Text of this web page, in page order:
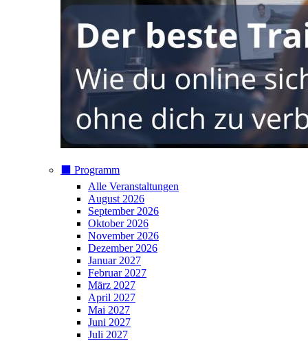
⬛️ Programm
Alle Veranstaltungen
August 2026
September 2026
Oktober 2026
November 2026
Dezember 2026
Januar 2027
Februar 2027
März 2027
April 2027
Mai 2027
Juni 2027
Juli 2027